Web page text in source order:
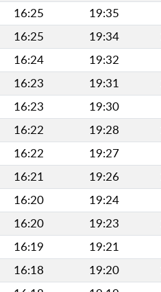
16:25 19:35
16:25 19:34
16:24 19:32
16:23 19:31
16:23 19:30
16:22 19:28
16:22 19:27
16:21 19:26
16:20 19:24
16:20 19:23
16:19 19:21
16:18 19:20